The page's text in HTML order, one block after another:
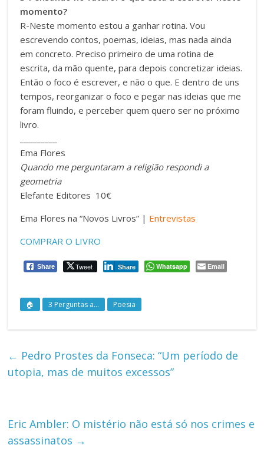
momento?
R-Neste momento estou a ganhar rotina. Vou
escrevendo contos, poemas, ideias, mas nada ainda
em concreto. Preciso primeiro de uma rotina de
escrita, da mão quente, para depois concretizar ideias.
Então o foco é escrever, e não o que. E dentro de uns
tempos, reorganizar o foco e pegar nas ideias que me
foram fluindo, e perceber quem quero ser no próximo
livro.
Ema Flores
Quando me perguntaram a religião respondi a
geometria
Elefante Editores 10€
Ema Flores na “Novos Livros” | Entrevistas
COMPRAR O LIVRO
Share Tweet Share Whatsapp Email
🏠 3 Perguntas a... Poesia
← Pedro Prostes da Fonseca: “Um período de
utopia, mas de muitos excessos”
Eric Ambler: O mistério não está só nos crimes e
assassinatos →